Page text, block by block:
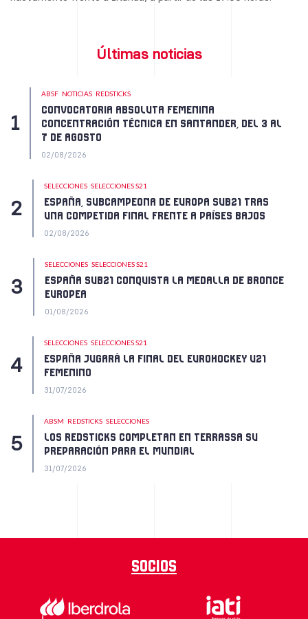
Últimas noticias
ABSF NOTICIAS REDSTICKS
CONVOCATORIA ABSOLUTA FEMENINA
CONCENTRACIÓN TÉCNICA EN SANTANDER, DEL 3 AL
7 DE AGOSTO
02/08/2026
SELECCIONES SELECCIONES S21
ESPAÑA, SUBCAMPEONA DE EUROPA SUB21 TRAS
UNA COMPETIDA FINAL FRENTE A PAÍSES BAJOS
02/08/2026
SELECCIONES SELECCIONES S21
ESPAÑA SUB21 CONQUISTA LA MEDALLA DE BRONCE
EUROPEA
01/08/2026
SELECCIONES SELECCIONES S21
ESPAÑA JUGARÁ LA FINAL DEL EUROHOCKEY U21
FEMENINO
31/07/2026
ABSM REDSTICKS SELECCIONES
LOS REDSTICKS COMPLETAN EN TERRASSA SU
PREPARACIÓN PARA EL MUNDIAL
31/07/2026
Socios